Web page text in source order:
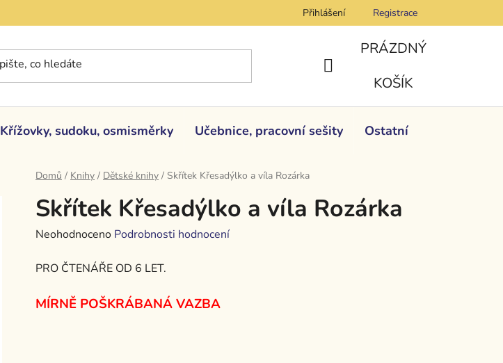
Přihlášení Registrace
NÁKUPNÍ
PRÁZDNÝ
KOŠÍK
Křížovky, sudoku, osmisměrky Učebnice, pracovní sešity Ostatní
Domů / Knihy / Dětské knihy / Skřítek Křesadýlko a víla Rozárka
Skřítek Křesadýlko a víla Rozárka
Průměrné
produktu
0,0
Neohodnoceno Podrobnosti hodnocení
PRO ČTENÁŘE OD 6 LET.
MÍRNĚ POŠKRÁBANÁ VAZBA